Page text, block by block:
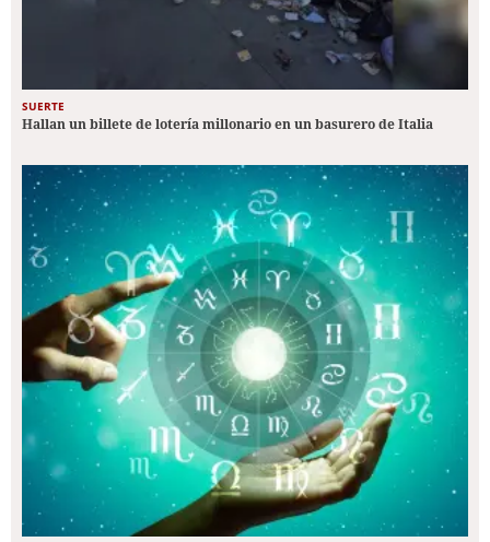
SUERTE
Hallan un billete de lotería millonario en un basurero de Italia